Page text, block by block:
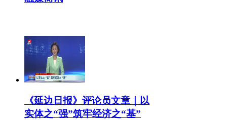
《延边日报》评论员文章｜以
实体之“强”筑牢经济之“基”